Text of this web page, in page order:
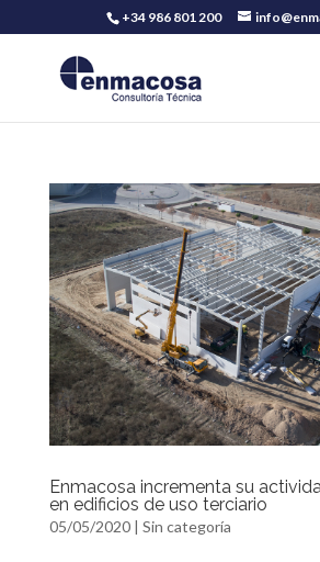
+34 986 801 200
Enmacosa incrementa su
en edificios de uso terciario
05/05/2020| Sin categoría